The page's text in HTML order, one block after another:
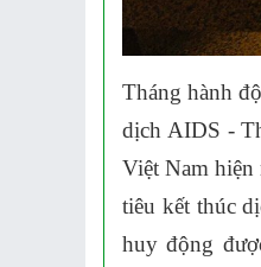
Tháng hành
dịch AIDS -
Việt Nam
tiêu kết thúc
huy động